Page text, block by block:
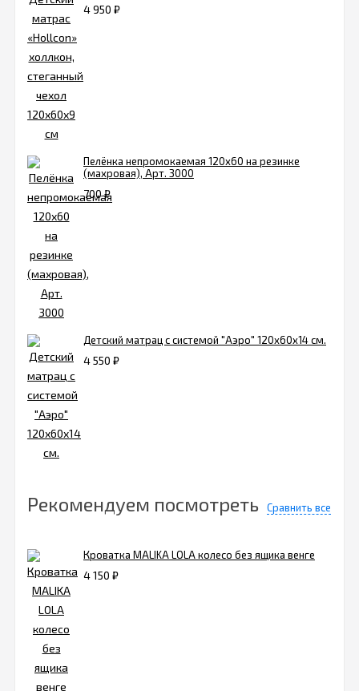
4 950 ₽
Пелёнка непромокаемая 120х60 на резинке
(махровая), Арт. 3000
700₽
Детский матрац с системой "Аэро" 120х60x14 см.
4 550 ₽
Рекомендуем посмотреть Сравнить все
Кроватка MALIKA LOLA колесо без ящика венге
4 150 ₽